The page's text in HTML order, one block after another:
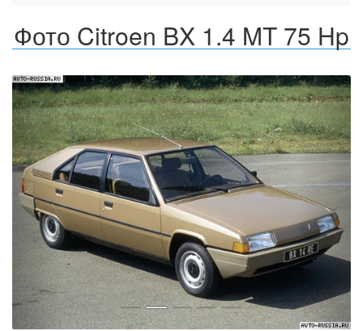
Фото Citroen BX 1.4 MT 75 Hp
Назад